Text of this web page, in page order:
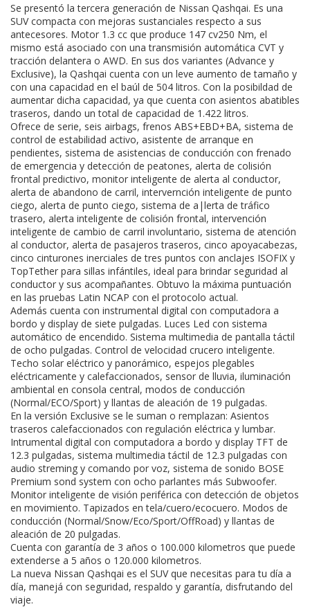
Se presentó la tercera generación de Nissan Qashqai. Es una
SUV compacta con mejoras sustanciales respecto a sus
antecesores. Motor 1.3 cc que produce 147 cv250 Nm, el
mismo está asociado con una transmisión automática CVT y
tracción delantera o AWD. En sus dos variantes (Advance y
Exclusive), la Qashqai cuenta con un leve aumento de tamaño y
con una capacidad en el baúl de 504 litros. Con la posibildad de
aumentar dicha capacidad, ya que cuenta con asientos abatibles
traseros, dando un total de capacidad de 1.422 litros.
Ofrece de serie, seis airbags, frenos ABS+EBD+BA, sistema de
control de estabilidad activo, asistente de arranque en
pendientes, sistema de asistencias de conducción con frenado
de emergencia y detección de peatones, alerta de colisión
frontal predictivo, monitor inteligente de alerta al conductor,
alerta de abandono de carril, intervernción inteligente de punto
ciego, alerta de punto ciego, sistema de a|lerta de tráfico
trasero, alerta inteligente de colisión frontal, intervención
inteligente de cambio de carril involuntario, sistema de atención
al conductor, alerta de pasajeros traseros, cinco apoyacabezas,
cinco cinturones inerciales de tres puntos con anclajes ISOFIX y
TopTether para sillas infántiles, ideal para brindar seguridad al
conductor y sus acompañantes. Obtuvo la máxima puntuación
en las pruebas Latin NCAP con el protocolo actual.
Además cuenta con instrumental digital con computadora a
bordo y display de siete pulgadas. Luces Led con sistema
automático de encendido. Sistema multimedia de pantalla táctil
de ocho pulgadas. Control de velocidad crucero inteligente.
Techo solar eléctrico y panorámico, espejos plegables
eléctricamente y calefaccionados, sensor de lluvia, iluminación
ambiental en consola central, modos de conducción
(Normal/ECO/Sport) y llantas de aleación de 19 pulgadas.
En la versión Exclusive se le suman o remplazan: Asientos
traseros calefaccionados con regulación eléctrica y lumbar.
Intrumental digital con computadora a bordo y display TFT de
12.3 pulgadas, sistema multimedia táctil de 12.3 pulgadas con
audio streming y comando por voz, sistema de sonido BOSE
Premium sond system con ocho parlantes más Subwoofer.
Monitor inteligente de visión periférica con detección de objetos
en movimiento. Tapizados en tela/cuero/ecocuero. Modos de
conducción (Normal/Snow/Eco/Sport/OffRoad) y llantas de
aleación de 20 pulgadas.
Cuenta con garantía de 3 años o 100.000 kilometros que puede
extenderse a 5 años o 120.000 kilometros.
La nueva Nissan Qashqai es el SUV que necesitas para tu día a
día, manejá con seguridad, respaldo y garantía, disfrutando del
viaje.